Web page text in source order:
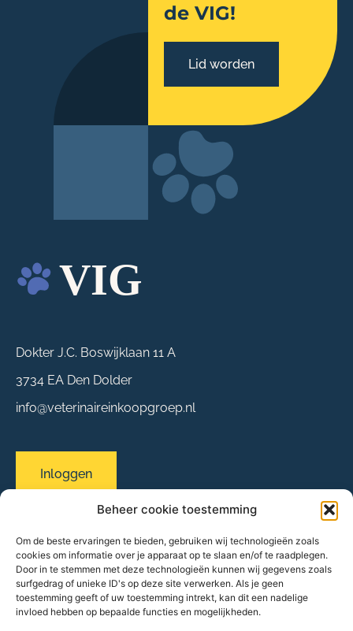
Beheer cookie toestemming
Om de beste ervaringen te bieden, gebruiken wij technologieën zoals
cookies om informatie over je apparaat op te slaan en/of te raadplegen.
Door in te stemmen met deze technologieën kunnen wij gegevens zoals
surfgedrag of unieke ID's op deze site verwerken. Als je geen
toestemming geeft of uw toestemming intrekt, kan dit een nadelige
invloed hebben op bepaalde functies en mogelijkheden.
de VIG!
Lid worden
Dokter J.C. Boswijklaan 11 A
3734 EA Den Dolder
info@veterinaireinkoopgroep.nl
Inloggen
Sitemap
Over ons
Evenementen
Onze praktijken
Partners & leveranciers